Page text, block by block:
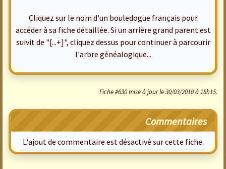
Cliquez sur le nom d'un bouledogue français pour
accéder à sa fiche détaillée. Si un arrière grand parent est
suivit de "[...+]", cliquez dessus pour continuer à parcourir
l'arbre généalogique...
Fiche #630 mise à jour le 30/03/2010 à 18h15.
Commentaires
L'ajout de commentaire est désactivé sur cette fiche.